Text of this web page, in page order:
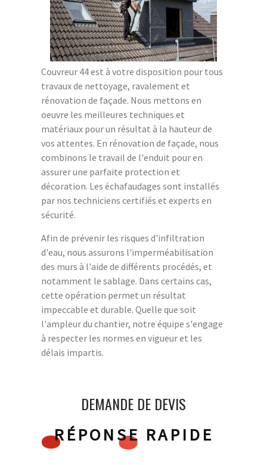
Couvreur 44 est à votre disposition pour tous
travaux de nettoyage, ravalement et
rénovation de façade. Nous mettons en
oeuvre les meilleures techniques et
matériaux pour un résultat à la hauteur de
vos attentes. En rénovation de façade, nous
combinons le travail de l'enduit pour en
assurer une parfaite protection et
décoration. Les échafaudages sont installés
par nos techniciens certifiés et experts en
sécurité.
Afin de prévenir les risques d'infiltration
d'eau, nous assurons l'imperméabilisation
des murs à l'aide de différents procédés, et
notamment le sablage. Dans certains cas,
cette opération permet un résultat
impeccable et durable. Quelle que soit
l'ampleur du chantier, notre équipe s'engage
à respecter les normes en vigueur et les
délais impartis.
DEMANDE DE DEVIS
RÉPONSE RAPIDE